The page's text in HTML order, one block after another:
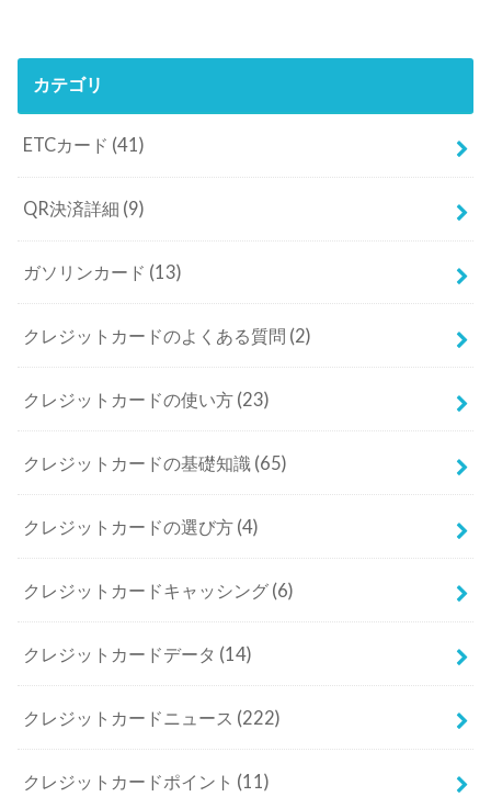
カテゴリ
ETCカード (41)
QR決済詳細 (9)
ガソリンカード (13)
クレジットカードのよくある質問 (2)
クレジットカードの使い方 (23)
クレジットカードの基礎知識 (65)
クレジットカードの選び方 (4)
クレジットカードキャッシング (6)
クレジットカードデータ (14)
クレジットカードニュース (222)
クレジットカードポイント (11)